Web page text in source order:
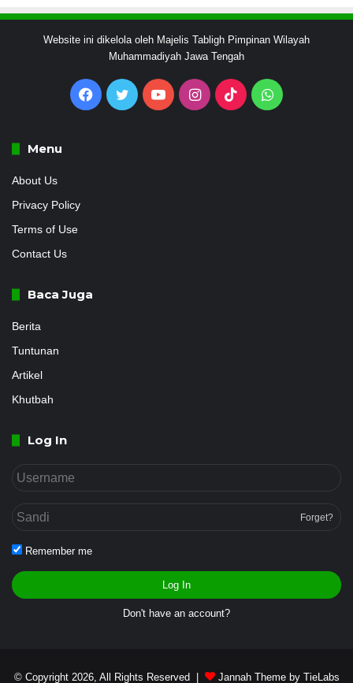
Website ini dikelola oleh Majelis Tabligh Pimpinan Wilayah
Muhammadiyah Jawa Tengah
Facebook
Twitter YouTubeInstagram
TikTokWhatsApp
Menu
About Us
Privacy Policy
Terms of Use
Contact Us
Baca Juga
Berita
Tuntunan
Artikel
Khutbah
Log In
Forget?
Remember me
Log In
Don't have an account?
© Copyright 2026, All Rights Reserved | Jannah Theme by TieLabs